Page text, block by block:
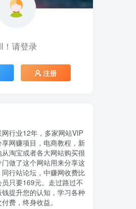
！请登录
！请登录
注册
行业12年，多家网站VIP
网赚项目，电商教程，新
淘宝或者各大网站购买很
做了这个网站用来分享这
行站论坛，中赚网收费比
只要169元。走过路过不
提升您的认知，学习各种
费，终身收益。